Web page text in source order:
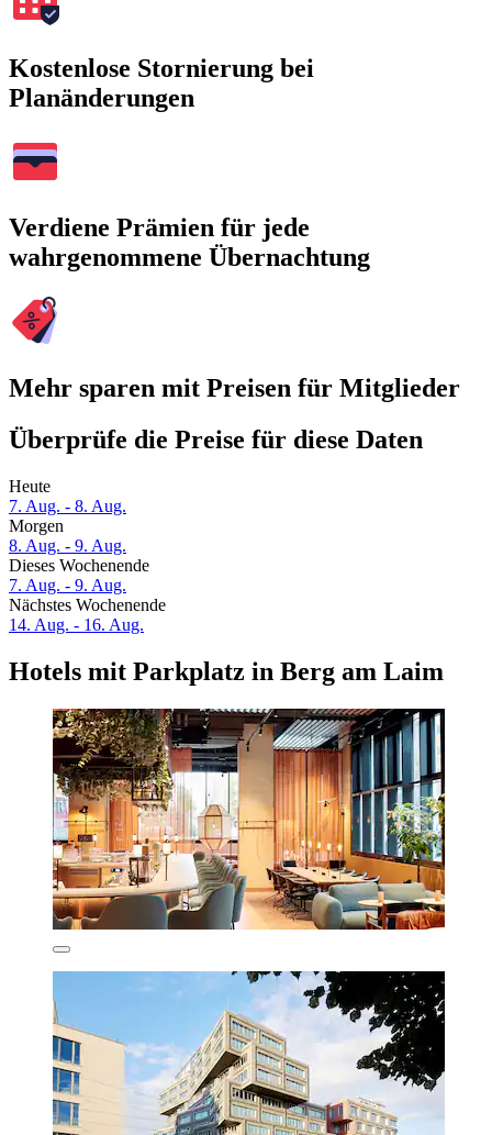
Kostenlose Stornierung bei
Planänderungen
Verdiene Prämien für jede
wahrgenommene Übernachtung
Mehr sparen mit Preisen für Mitglieder
Überprüfe die Preise für diese Daten
Heute
7. Aug. - 8. Aug.
Morgen
8. Aug. - 9. Aug.
Dieses Wochenende
7. Aug. - 9. Aug.
Nächstes Wochenende
14. Aug. - 16. Aug.
Hotels mit Parkplatz in Berg am Laim